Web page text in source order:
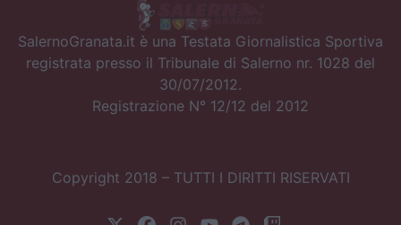
SalernoGranata.it è una Testata Giornalistica Sportiva
registrata presso il Tribunale di Salerno nr. 1028 del
30/07/2012.
Registrazione N° 12/12 del 2012
Copyright 2018 – TUTTI I DIRITTI RISERVATI